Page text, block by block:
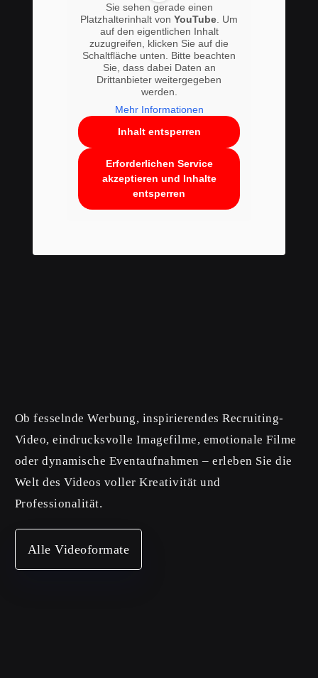
Sie sehen gerade einen
Platzhalterinhalt von YouTube . Um
auf den eigentlichen Inhalt
zuzugreifen, klicken Sie auf die
Schaltfläche unten. Bitte beachten
Sie, dass dabei Daten an
Drittanbieter weitergegeben
werden.
Mehr Informationen
Inhalt entsperren
Erforderlichen Service
akzeptieren und Inhalte
entsperren
Ob fesselnde Werbung, inspirierendes Recruiting-
Video, eindrucksvolle Imagefilme, emotionale Filme
oder dynamische Eventaufnahmen – erleben Sie die
Welt des Videos voller Kreativität und
Professionalität.
Alle Videoformate